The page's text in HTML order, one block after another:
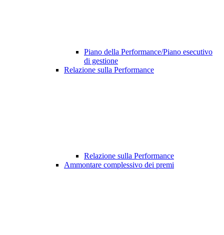
Piano della Performance/Piano esecutivo
di gestione
Relazione sulla Performance
Relazione sulla Performance
Ammontare complessivo dei premi